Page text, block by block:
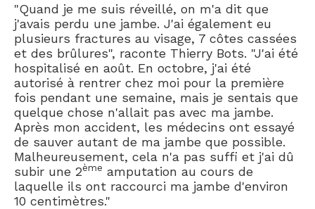
"Quand je me suis réveillé, on m'a dit que
j'avais perdu une jambe. J'ai également eu
plusieurs fractures au visage, 7 côtes cassées
et des brûlures", raconte Thierry Bots. "J'ai été
hospitalisé en août. En octobre, j'ai été
autorisé à rentrer chez moi pour la première
fois pendant une semaine, mais je sentais que
quelque chose n'allait pas avec ma jambe.
Après mon accident, les médecins ont essayé
de sauver autant de ma jambe que possible.
Malheureusement, cela n'a pas suffi et j'ai dû
subir une 2ème amputation au cours de
laquelle ils ont raccourci ma jambe d'environ
10 centimètres."